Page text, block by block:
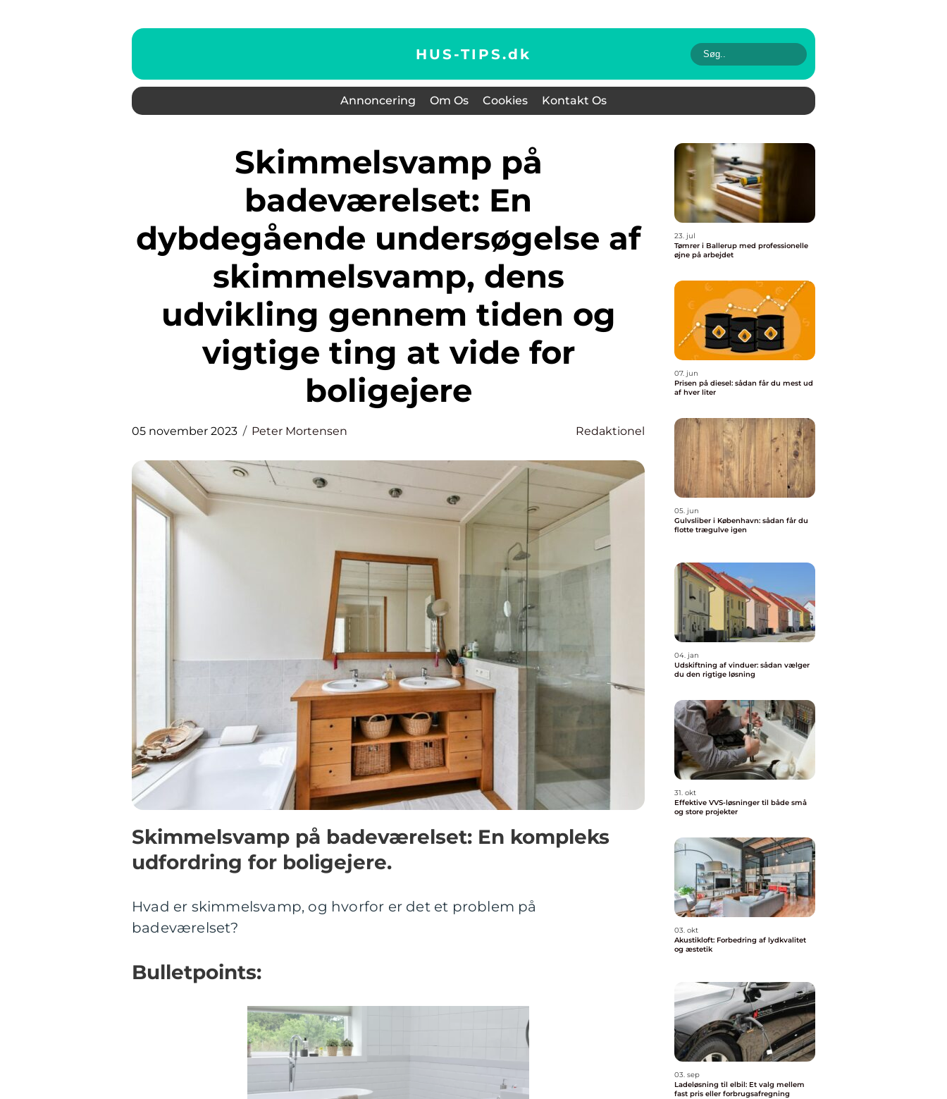
HUS-TIPS.dk
Annoncering Om Os Cookies Kontakt Os
Skimmelsvamp på
badeværelset: En
dybdegående undersøgelse af
skimmelsvamp, dens
udvikling gennem tiden og
vigtige ting at vide for
boligejere
05 november 2023 Peter Mortensen Redaktionel
Skimmelsvamp på badeværelset: En kompleks
udfordring for boligejere.
Hvad er skimmelsvamp, og hvorfor er det et problem på
badeværelset?
Bulletpoints:
23. jul
Tømrer i Ballerup med professionelle
øjne på arbejdet
07. jun
Prisen på diesel: sådan får du mest ud
af hver liter
05. jun
Gulvsliber i København: sådan får du
flotte trægulve igen
04. jan
Udskiftning af vinduer: sådan vælger
du den rigtige løsning
31. okt
Effektive VVS-løsninger til både små
og store projekter
03. okt
Akustikloft: Forbedring af lydkvalitet
og æstetik
03. sep
Ladeløsning til elbil: Et valg mellem
fast pris eller forbrugsafregning